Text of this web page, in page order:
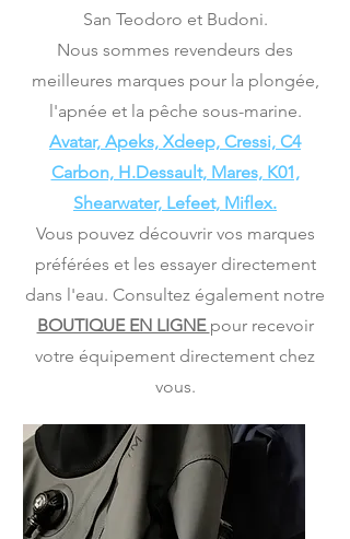
San Teodoro et Budoni.
Nous sommes revendeurs des
meilleures marques pour la plongée,
l'apnée et la pêche sous-marine.
Avatar, Apeks, Xdeep, Cressi, C4
Carbon, H.Dessault, Mares, K01,
Shearwater, Lefeet, Miflex.
Vous pouvez découvrir vos marques
préférées et les essayer directement
dans l'eau. Consultez également notre
BOUTIQUE EN LIGNE pour recevoir
votre équipement directement chez
vous.